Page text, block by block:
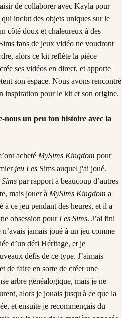
de collaborer avec Kayla pour
qui inclut des objets uniques sur le
côté doux et chaleureux à des
fans de jeux vidéo ne voudront
alors ce kit reflète la pièce
ses vidéos en direct, et apporte
son espace. Nous avons rencontré
inspiration pour le kit et son origine.
un peu ton histoire avec la
acheté MySims Kingdom pour
jeu Les Sims auquel j'ai joué.
Sims par rapport à beaucoup d’autres
mais jouer à MySims Kingdom a
à ce jeu pendant des heures, et il a
obsession pour Les Sims. J’ai fini
n’avais jamais joué à un jeu comme
d’un défi Héritage, et je
défis de ce type. J’aimais
de faire en sorte de créer une
arbre généalogique, mais je ne
alors je jouais jusqu'à ce que la
et ensuite je recommençais du